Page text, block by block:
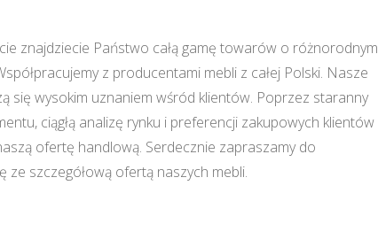
znajdziecie Państwo całą gamę towarów o różnorodnym
z producentami mebli z całej Polski. Nasze
się wysokim uznaniem wśród klientów. Poprzez staranny
ciągłą analizę rynku i preferencji zakupowych klientów
ofertę handlową. Serdecznie zapraszamy do
ze szczegółową ofertą naszych mebli.